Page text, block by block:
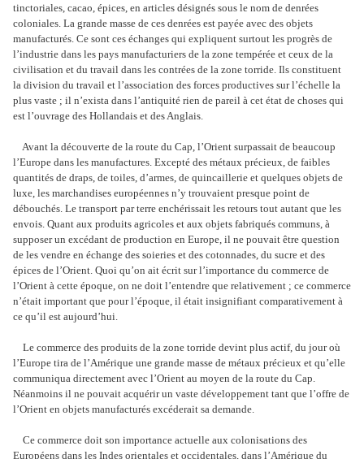
tinctoriales, cacao, épices, en articles désignés sous le nom de denrées
coloniales. La grande masse de ces denrées est payée avec des objets
manufacturés. Ce sont ces échanges qui expliquent surtout les progrès de
l’industrie dans les pays manufacturiers de la zone tempérée et ceux de la
civilisation et du travail dans les contrées de la zone torride. Ils constituent
la division du travail et l’association des forces productives sur l’échelle la
plus vaste ; il n’exista dans l’antiquité rien de pareil à cet état de choses qui
est l’ouvrage des Hollandais et des Anglais.
Avant la découverte de la route du Cap, l’Orient surpassait de beaucoup
l’Europe dans les manufactures. Excepté des métaux précieux, de faibles
quantités de draps, de toiles, d’armes, de quincaillerie et quelques objets de
luxe, les marchandises européennes n’y trouvaient presque point de
débouchés. Le transport par terre enchérissait les retours tout autant que les
envois. Quant aux produits agricoles et aux objets fabriqués communs, à
supposer un excédant de production en Europe, il ne pouvait être question
de les vendre en échange des soieries et des cotonnades, du sucre et des
épices de l’Orient. Quoi qu’on ait écrit sur l’importance du commerce de
l’Orient à cette époque, on ne doit l’entendre que relativement ; ce commerce
n’était important que pour l’époque, il était insignifiant comparativement à
ce qu’il est aujourd’hui.
Le commerce des produits de la zone torride devint plus actif, du jour où
l’Europe tira de l’Amérique une grande masse de métaux précieux et qu’elle
communiqua directement avec l’Orient au moyen de la route du Cap.
Néanmoins il ne pouvait acquérir un vaste développement tant que l’offre de
l’Orient en objets manufacturés excéderait sa demande.
Ce commerce doit son importance actuelle aux colonisations des
Européens dans les Indes orientales et occidentales, dans l’Amérique du